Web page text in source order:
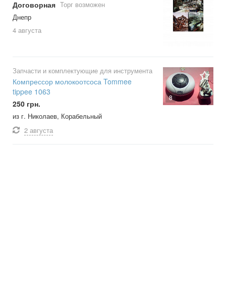
Договорная Торг возможен
Днепр
4 августа
8
Запчасти и комплектующие для инструмента
Компрессор молокоотсоса Tommee
tippee 1063
250 грн.
из г. Николаев, Корабельный
2 августа